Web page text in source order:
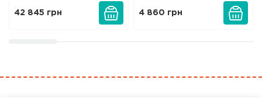
42 845 грн 4 860 грн